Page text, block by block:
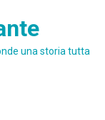
una storia tutta